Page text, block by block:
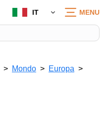
IT MENU
Mondo
Europa